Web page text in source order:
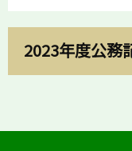
2023年度公務